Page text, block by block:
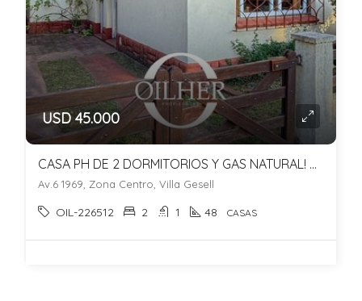
USD 45.000
CASA PH DE 2 DORMITORIOS Y GAS NATURAL! ZONA BOTTGER – SIN EXPENSAS!
Av.6 1969, Zona Centro, Villa Gesell
OIL-226512 2 1 48 CASAS